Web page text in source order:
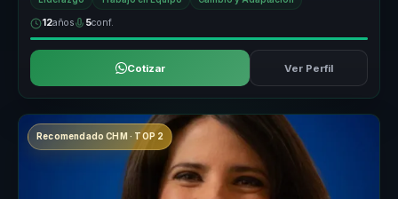
12años 5conf.
Cotizar Ver Perfil
Recomendado CHM · TOP 2